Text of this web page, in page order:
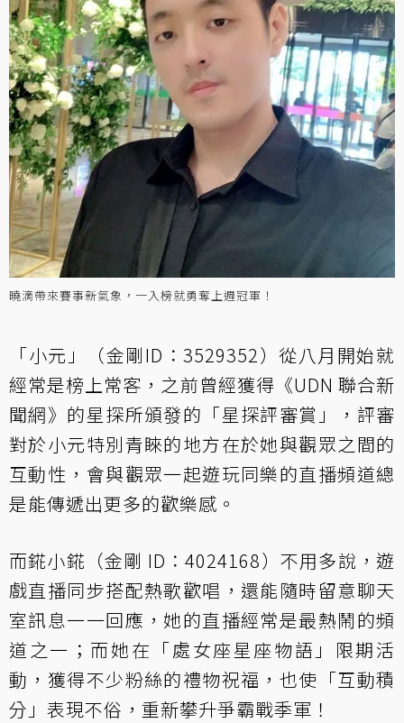
曉滴帶來賽事新氣象，一入榜就勇奪上週冠軍！
「小元」（金剛ID：3529352）從八月開始就
經常是榜上常客，之前曾經獲得《UDN 聯合新
聞網》的星探所頒發的「星探評審賞」，評審
對於小元特別青睞的地方在於她與觀眾之間的
互動性，會與觀眾一起遊玩同樂的直播頻道總
是能傳遞出更多的歡樂感。
而錵小錵（金剛 ID：4024168）不用多說，遊
戲直播同步搭配熱歌歡唱，還能隨時留意聊天
室訊息一一回應，她的直播經常是最熱鬧的頻
道之一；而她在「處女座星座物語」限期活
動，獲得不少粉絲的禮物祝福，也使「互動積
分」表現不俗，重新攀升爭霸戰季軍！